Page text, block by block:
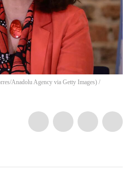
Anadolu Agency via Getty Images) /